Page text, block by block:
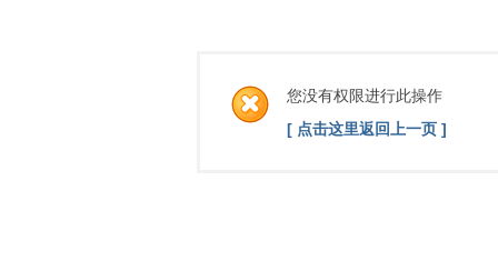
您没有权限进行此操作
[ 点击这里返回上一页 ]